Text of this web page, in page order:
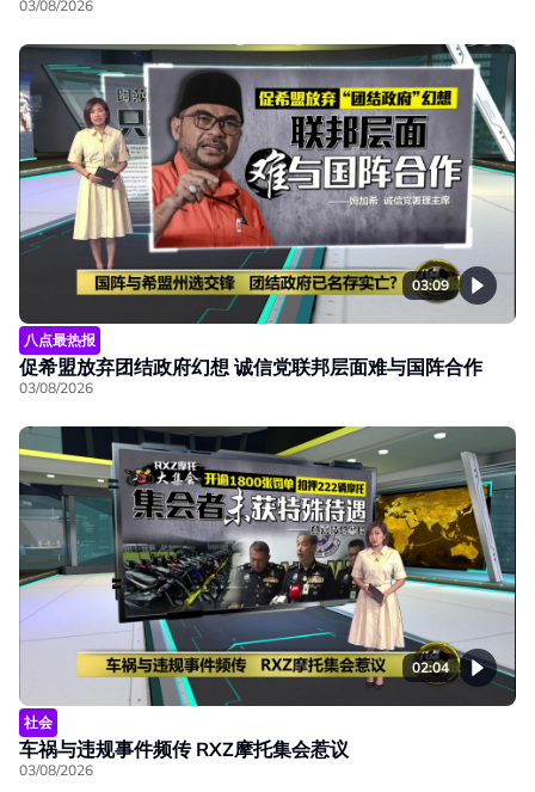
03/08/2026
03:09
八点最热报
促希盟放弃团结政府幻想 诚信党联邦层面难与国阵合作
03/08/2026
02:04
社会
车祸与违规事件频传 RXZ摩托集会惹议
03/08/2026